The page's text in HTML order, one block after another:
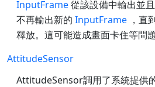
InputFrame從該設備中輸出並
不再輸出新的 InputFrame ，直
釋放。這可能造成畫面卡住等問題
AttitudeSensor
AttitudeSensor調用了系統提供